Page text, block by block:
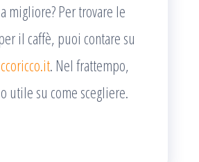
migliore? Per trovare le
il caffè, puoi contare su
. Nel frattempo,
utile su come scegliere.